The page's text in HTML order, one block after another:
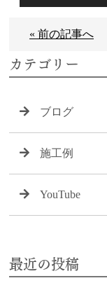
« 前の記事へ
カテゴリー
ブログ
施工例
YouTube
最近の投稿